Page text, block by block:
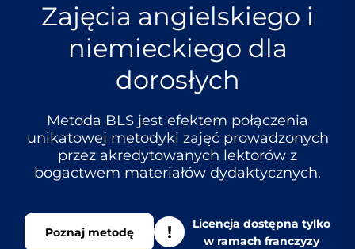
Zajęcia angielskiego i
niemieckiego dla
dorosłych
Metoda BLS jest efektem połączenia
unikatowej metodyki zajęć prowadzonych
przez akredytowanych lektorów z
bogactwem materiałów dydaktycznych.
Poznaj metodę
Licencja dostępna tylko
w ramach franczyzy